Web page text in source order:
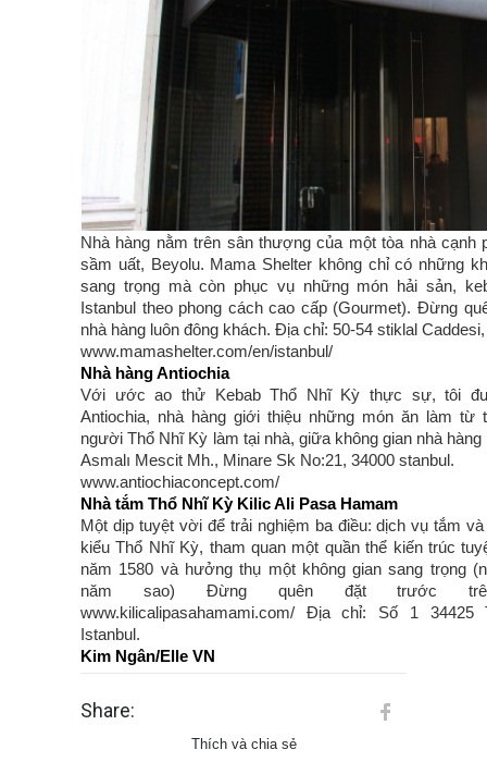
Nhà hàng nằm trên sân thượng của một tòa nhà cạnh
sầm uất, Beyolu. Mama Shelter không chỉ có những
sang trọng mà còn phục vụ những món hải sản,
Istanbul theo phong cách cao cấp (Gourmet). Đừng
nhà hàng luôn đông khách. Địa chỉ: 50-54 stiklal
www.mamashelter.com/en/istanbul/
Nhà hàng Antiochia
Với ước ao thử Kebab Thổ Nhĩ Kỳ thực sự, tôi
Antiochia, nhà hàng giới thiệu những món ăn làm từ
người Thổ Nhĩ Kỳ làm tại nhà, giữa không gian nhà
Asmalı Mescit Mh., Minare Sk No:21, 34000 stanbul.
www.antiochiaconcept.com/
Nhà tắm Thổ Nhĩ Kỳ Kilic Ali Pasa Hamam
Một dịp tuyệt vời để trải nghiệm ba điều: dịch vụ tắm
kiểu Thổ Nhĩ Kỳ, tham quan một quần thể kiến trúc
năm 1580 và hưởng thụ một không gian sang trọng
năm sao) Đừng quên đặt trước
www.kilicalipasahamami.com/ Địa chỉ: Số 1 34425
Istanbul.
Kim Ngân/Elle VN
Share:
Thích và chia sẻ